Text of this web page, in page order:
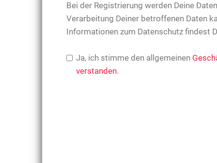
Bei der Registrierung werden Deine
Verarbeitung Deiner betroffenen Daten
Informationen zum Datenschutz findest
Ja, ich stimme den allgemeinen
verstanden.